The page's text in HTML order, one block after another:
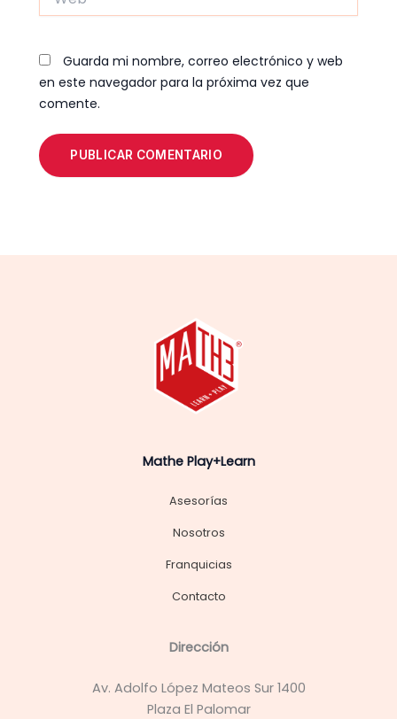
Guarda mi nombre, correo electrónico y web
en este navegador para la próxima vez que
comente.
Mathe Play+Learn
Asesorías
Nosotros
Franquicias
Contacto
Dirección
Av. Adolfo López Mateos Sur 1400
Plaza El Palomar